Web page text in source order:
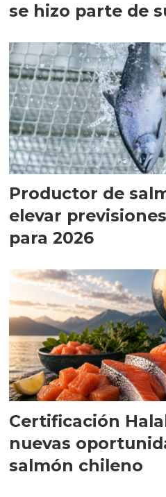
se hizo parte de
Productor de
elevar
para 2026
Certificación
nuevas
salmón chileno